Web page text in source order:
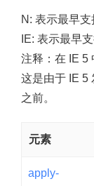
N: 表示最早
IE: 表示最早
注释： 在 IE 5
这是由于 IE 5
之前。
元素
apply-